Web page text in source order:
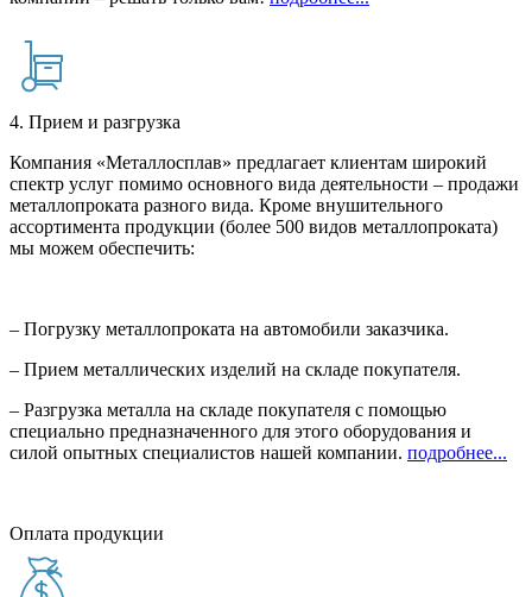
4. Прием и разгрузка
Компания «Металлосплав» предлагает клиентам широкий
спектр услуг помимо основного вида деятельности – продажи
металлопроката разного вида. Кроме внушительного
ассортимента продукции (более 500 видов металлопроката)
мы можем обеспечить:
– Погрузку металлопроката на автомобили заказчика.
– Прием металлических изделий на складе покупателя.
– Разгрузка металла на складе покупателя с помощью
специально предназначенного для этого оборудования и
силой опытных специалистов нашей компании. подробнее...
Оплата продукции